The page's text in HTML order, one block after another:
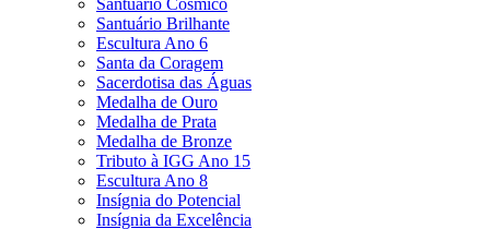
Santuário Cósmico
Santuário Brilhante
Escultura Ano 6
Santa da Coragem
Sacerdotisa das Águas
Medalha de Ouro
Medalha de Prata
Medalha de Bronze
Tributo à IGG Ano 15
Escultura Ano 8
Insígnia do Potencial
Insígnia da Excelência